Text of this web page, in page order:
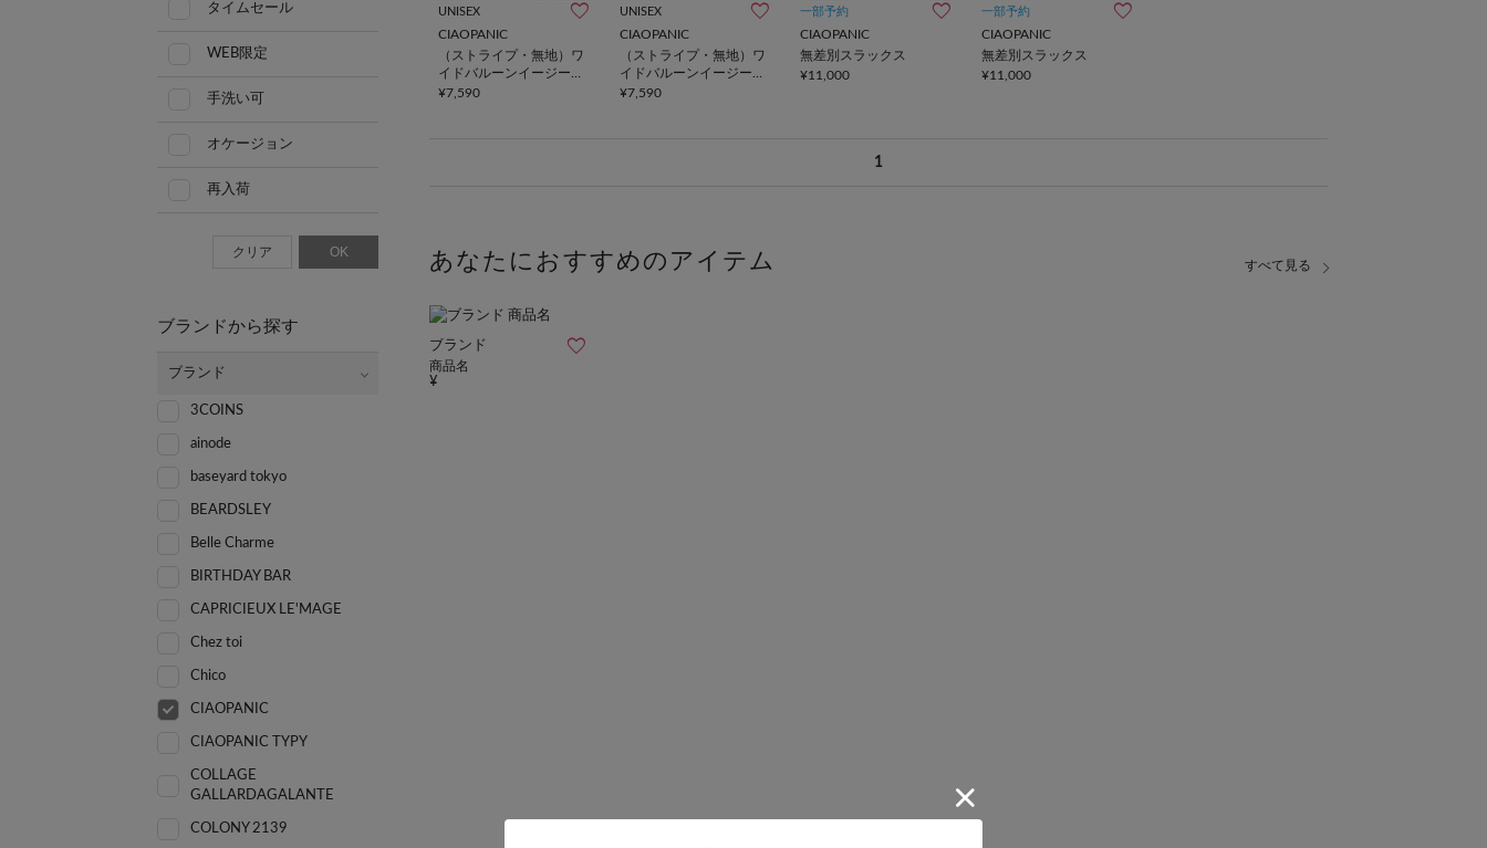
UNISEX
CIAOPANIC
（ストライプ・無地）ワ
イドバルーンイージース
ラックス
¥7,590
UNISEX
CIAOPANIC
（ストライプ・無地）ワ
イドバルーンイージース
ラックス
¥7,590
一部予約
CIAOPANIC
無差別スラックス
¥11,000
一部予約
CIAOPANIC
無差別スラックス
¥11,000
1
あなたにおすすめのアイテム
ブランド
商品名
タイムセール
WEB限定
手洗い可
オケージョン
再入荷
クリア OK
ブランドから探す
ブランド
3COINS
ainode
baseyard tokyo
BEARDSLEY
Belle Charme
BIRTHDAY BAR
CAPRICIEUX LE'MAGE
Chez toi
Chico
CIAOPANIC
CIAOPANIC TYPY
COLLAGE
GALLARDAGALANTE
COLONY 2139